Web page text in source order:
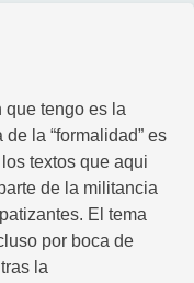
tengo es la
la “formalidad” es
textos que aqui
de la militancia
El tema
por boca de
la